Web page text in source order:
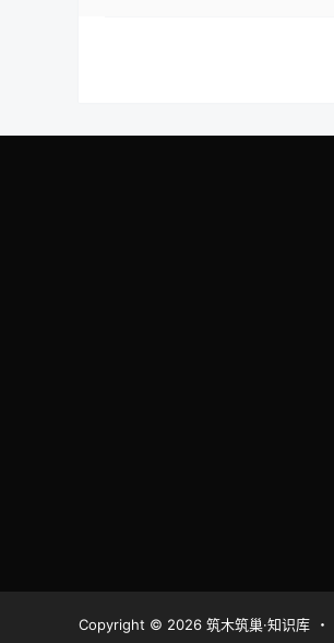
Copyright © 2026 筑木筑巢·知识库 ・